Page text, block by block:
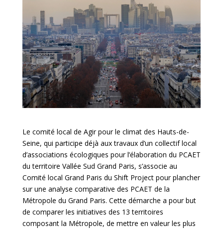
Le comité local de Agir pour le climat des Hauts-de-
Seine, qui participe déjà aux travaux d’un collectif local
d’associations écologiques pour l’élaboration du PCAET
du territoire Vallée Sud Grand Paris, s’associe au
Comité local Grand Paris du Shift Project pour plancher
sur une analyse comparative des PCAET de la
Métropole du Grand Paris. Cette démarche a pour but
de comparer les initiatives des 13 territoires
composant la Métropole, de mettre en valeur les plus